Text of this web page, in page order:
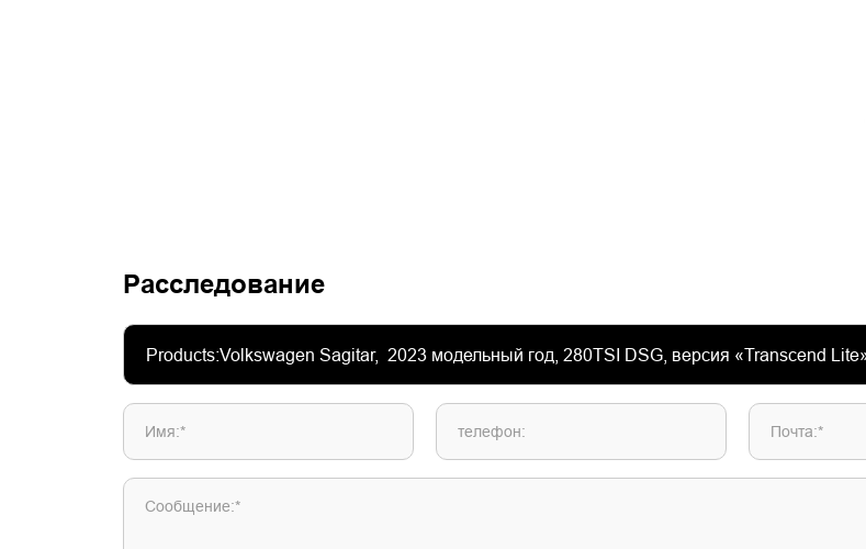
Расследование
Имя:* телефон: Почта:*
Сообщение:*